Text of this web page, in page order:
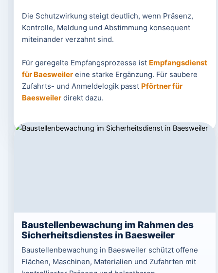
Die Schutzwirkung steigt deutlich, wenn Präsenz,
Kontrolle, Meldung und Abstimmung konsequent
miteinander verzahnt sind.
Für geregelte Empfangsprozesse ist Empfangsdienst
für Baesweilereine starke Ergänzung. Für saubere
Zufahrts- und Anmeldelogik passt Pförtner für
Baesweilerdirekt dazu.
Baustellenbewachung im Rahmen des
Sicherheitsdienstes in Baesweiler
Baustellenbewachung in Baesweiler schützt offene
Flächen, Maschinen, Materialien und Zufahrten mit